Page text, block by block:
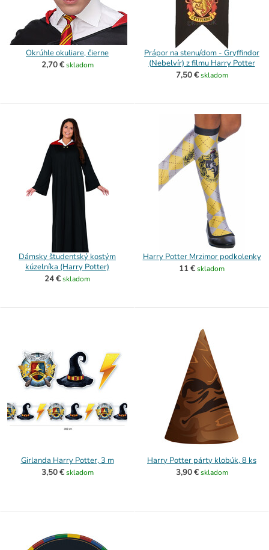
Okrúhle okuliare, čierne
2,70 € skladom
Prápor na stenu/dom - Gryffindor
(Nebelvír) z filmu Harry Potter
7,50 € skladom
Dámsky študentský kostým
kúzelníka (Harry Potter)
24 €skladom
Harry Potter Mrzimor podkolenky
11 €skladom
Girlanda Harry Potter, 3 m
3,50 € skladom
Harry Potter párty klobúk, 8 ks
3,90 € skladom